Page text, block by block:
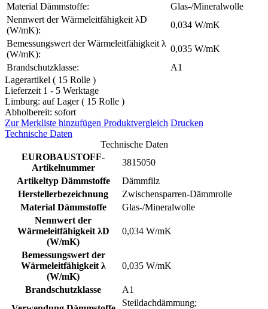
Material Dämmstoffe:
Glas-/Mineralwolle
Nennwert der Wärmeleitfähigkeit λD
(W/mK):
0,034 W/mK
Bemessungswert der Wärmeleitfähigkeit λ
(W/mK):
0,035 W/mK
Brandschutzklasse:
A1
Lagerartikel ( 15 Rolle )
Lieferzeit 1 - 5 Werktage
Limburg: auf Lager ( 15 Rolle )
Abholbereit: sofort
Zur Merkliste hinzufügen Produktvergleich Drucken
Technische Daten
Technische Daten
EUROBAUSTOFF-
Artikelnummer
3815050
Artikeltyp Dämmstoffe
Dämmfilz
Herstellerbezeichnung
Zwischensparren-Dämmrolle
Material Dämmstoffe
Glas-/Mineralwolle
Nennwert der
Wärmeleitfähigkeit λD
(W/mK)
0,034 W/mK
Bemessungswert der
Wärmeleitfähigkeit λ
(W/mK)
0,035 W/mK
Brandschutzklasse
A1
Steildachdämmung;